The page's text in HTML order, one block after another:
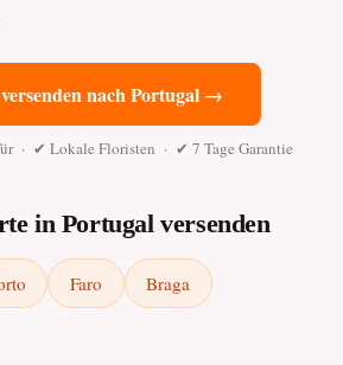
nach Portugal →
· ✔ Lokale Floristen · ✔ 7 Tage Garantie
in Portugal versenden
Faro Braga